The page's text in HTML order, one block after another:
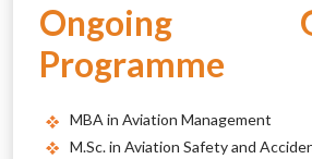
Ongoing
Programme
MBA in Aviation Management
M.Sc. in Aviation Safety and